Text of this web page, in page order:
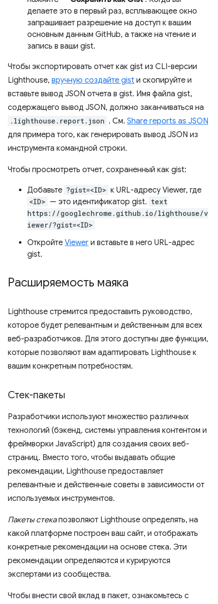
делаете это в первый раз, всплывающее окно
запрашивает разрешение на доступ к вашим
основным данным GitHub, а также на чтение и
запись в ваши gist.
Чтобы экспортировать отчет как gist из CLI-версии
Lighthouse, вручную создайте gist и скопируйте и
вставьте вывод JSON отчета в gist. Имя файла gist,
содержащего вывод JSON, должно заканчиваться на
.lighthouse.report.json . См. Share reports as JSON
для примера того, как генерировать вывод JSON из
инструмента командной строки.
Чтобы просмотреть отчет, сохраненный как gist:
Добавьте ?gist=<ID> к URL-адресу Viewer, где
<ID> — это идентификатор gist. text
https://googlechrome.github.io/lighthouse/v
iewer/?gist=<ID>
Откройте Viewer и вставьте в него URL-адрес
gist.
Расширяемость маяка
Lighthouse стремится предоставить руководство,
которое будет релевантным и действенным для всех
веб-разработчиков. Для этого доступны две функции,
которые позволяют вам адаптировать Lighthouse к
вашим конкретным потребностям.
Стек-пакеты
Разработчики используют множество различных
технологий (бэкенд, системы управления контентом и
фреймворки JavaScript) для создания своих веб-
страниц. Вместо того, чтобы выдавать общие
рекомендации, Lighthouse предоставляет
релевантные и действенные советы в зависимости от
используемых инструментов.
Пакеты стекапозволяют Lighthouse определять, на
какой платформе построен ваш сайт, и отображать
конкретные рекомендации на основе стека. Эти
рекомендации определяются и курируются
экспертами из сообщества.
Чтобы внести свой вклад в пакет, ознакомьтесь с